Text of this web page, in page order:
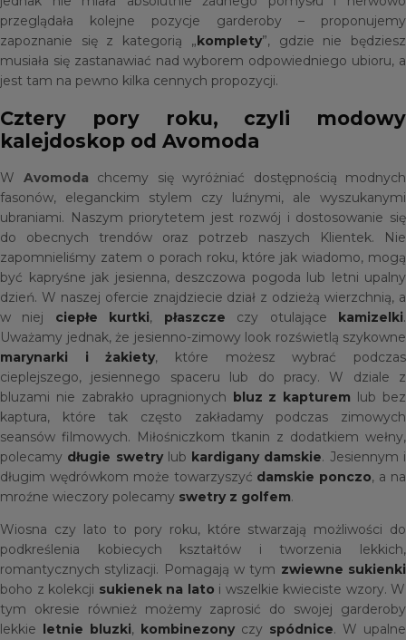
przeglądała kolejne pozycje garderoby – proponujemy
zapoznanie się z kategorią „komplety”, gdzie nie będziesz
musiała się zastanawiać nad wyborem odpowiedniego ubioru, a
jest tam na pewno kilka cennych propozycji.
Cztery pory roku, czyli modowy
kalejdoskop od Avomoda
W Avomoda chcemy się wyróżniać dostępnością modnych
fasonów, eleganckim stylem czy luźnymi, ale wyszukanymi
ubraniami. Naszym priorytetem jest rozwój i dostosowanie się
do obecnych trendów oraz potrzeb naszych Klientek. Nie
zapomnieliśmy zatem o porach roku, które jak wiadomo, mogą
być kapryśne jak jesienna, deszczowa pogoda lub letni upalny
dzień. W naszej ofercie znajdziecie dział z odzieżą wierzchnią, a
w niej ciepłe kurtki, płaszcze czy otulające kamizelki.
Uważamy jednak, że jesienno-zimowy look rozświetlą szykowne
marynarki i żakiety, które możesz wybrać podczas
cieplejszego, jesiennego spaceru lub do pracy. W dziale z
bluzami nie zabrakło upragnionych bluz z kapturem lub bez
kaptura, które tak często zakładamy podczas zimowych
seansów filmowych. Miłośniczkom tkanin z dodatkiem wełny,
polecamy długie swetrylub kardigany damskie. Jesiennym i
długim wędrówkom może towarzyszyć damskie ponczo, a na
mroźne wieczory polecamy swetry z golfem.
Wiosna czy lato to pory roku, które stwarzają możliwości do
podkreślenia kobiecych kształtów i tworzenia lekkich,
romantycznych stylizacji. Pomagają w tym zwiewne sukienki
boho z kolekcji sukienek na lato i wszelkie kwieciste wzory. W
tym okresie również możemy zaprosić do swojej garderoby
lekkie letnie bluzki, kombinezonyczy spódnice. W upalne